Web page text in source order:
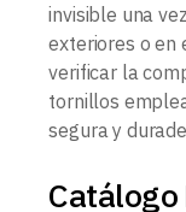
invisible una
exteriores o en
verificar la
tornillos
segura y
Catálogo